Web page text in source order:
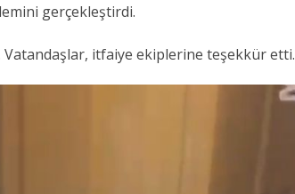
gerçekleştirdi.
itfaiye ekiplerine teşekkür etti.